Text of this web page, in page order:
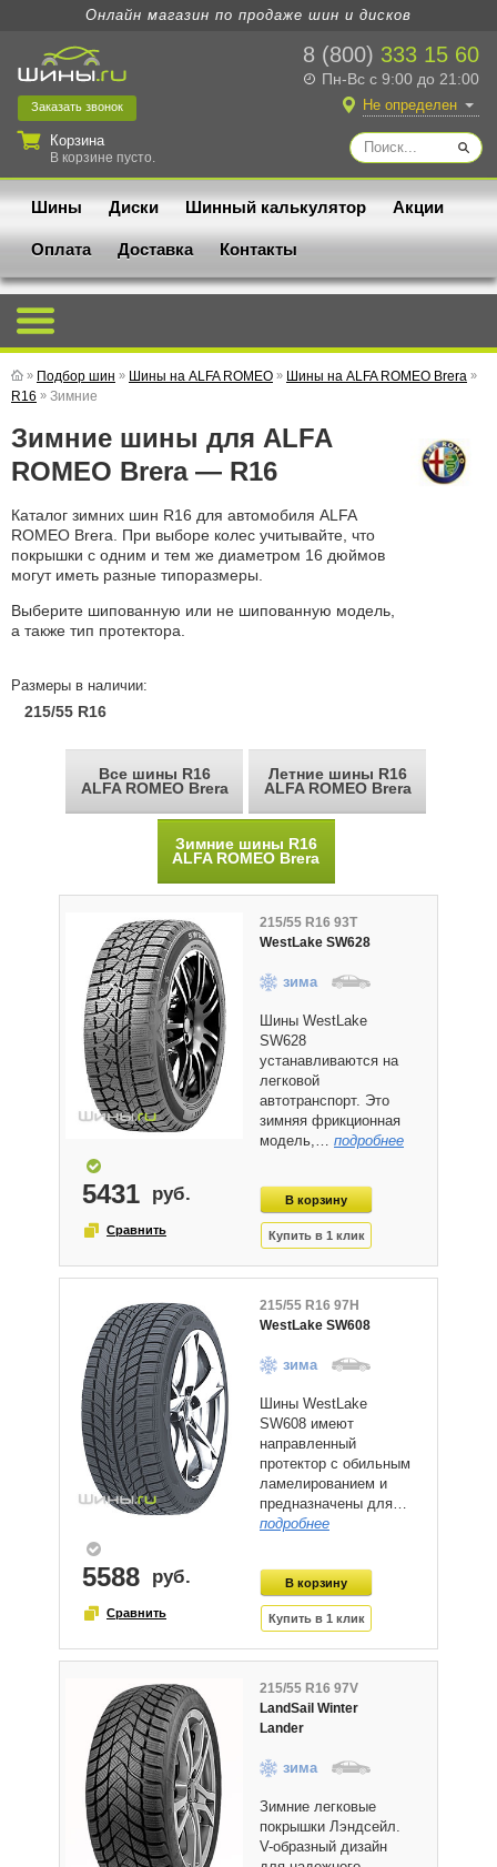
Онлайн магазин по продаже шин и дисков
8 (800) 333 15 60
Пн-Вс с 9:00 до 21:00
Заказать звонок
Корзина
В корзине пусто.
Не определен
Шины Диски Шинный калькулятор Акции
Оплата Доставка Контакты
» Подбор шин » Шины на ALFA ROMEO » Шины на ALFA ROMEO Brera »
R16 » Зимние
Зимние шины для ALFA
ROMEO Brera — R16
Каталог зимних шин R16 для автомобиля ALFA
ROMEO Brera. При выборе колес учитывайте, что
покрышки с одним и тем же диаметром 16 дюймов
могут иметь разные типоразмеры.
Выберите шипованную или не шипованную модель,
а также тип протектора.
Размеры в наличии:
215/55 R16
Все шины R16
ALFA ROMEO Brera
Летние шины R16
ALFA ROMEO Brera
Зимние шины R16
ALFA ROMEO Brera
215/55 R16 93T
WestLake SW628
зима
Шины WestLake
SW628
устанавливаются на
легковой
автотранспорт. Это
зимняя фрикционная
модель,… подробнее
5431
215/55 R16 97H
WestLake SW608
зима
Шины WestLake
SW608 имеют
направленный
протектор с обильным
ламелированием и
предназначены для…
подробнее
5588
215/55 R16 97V
LandSail Winter
Lander
зима
Зимние легковые
покрышки Лэндсейл.
V-образный дизайн